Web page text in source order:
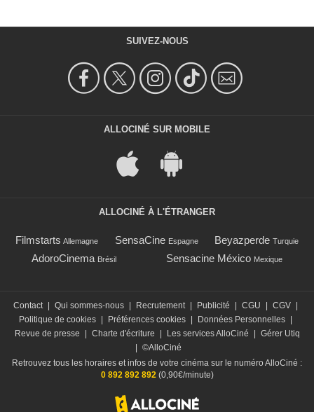
SUIVEZ-NOUS
ALLOCINÉ SUR MOBILE
ALLOCINÉ À L'ÉTRANGER
Filmstarts Allemagne SensaCine Espagne Beyazperde Turquie
AdoroCinema Brésil Sensacine México Mexique
Contact Qui sommes-nous Recrutement Publicité CGU CGV
Politique de cookies
Préférences cookies Données Personnelles
Revue de presse
Charte d'écriture Les services AlloCiné
Gérer Utiq
©AlloCiné
Retrouvez tous les horaires et infos de votre cinéma sur le numéro AlloCiné :
0 892 892 892(0,90€/minute)